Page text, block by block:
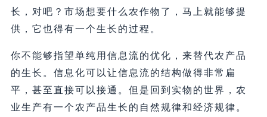
长，对吧？市场想要什么农作物了，马上就能够提
供，它也得有一个生长的过程。
你不能够指望单纯用信息流的优化，来替代农产品
的生长。信息化可以让信息流的结构做得非常扁
平，甚至直接可以接通。但是回到实物的世界，农
业生产有一个农产品生长的自然规律和经济规律。